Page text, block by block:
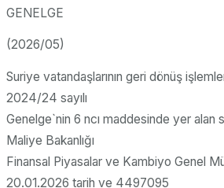
GENELGE
(2026/05)
Suriye vatandaşlarının geri dönüş
2024/24 sayılı
Genelge`nin 6 ncı maddesinde yer alan
Maliye Bakanlığı
Finansal Piyasalar ve Kambiyo Genel
20.01.2026 tarih ve 4497095